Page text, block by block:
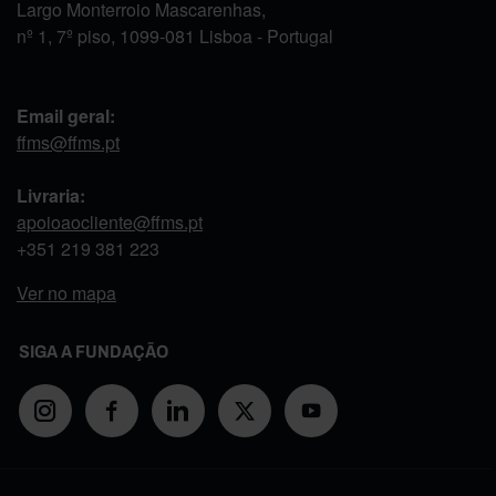
Largo Monterroio Mascarenhas,
nº 1, 7º piso, 1099-081 Lisboa - Portugal
Email geral:
ffms@ffms.pt
Livraria:
apoioaocliente@ffms.pt
+351 219 381 223
Ver no mapa
SIGA A FUNDAÇÃO